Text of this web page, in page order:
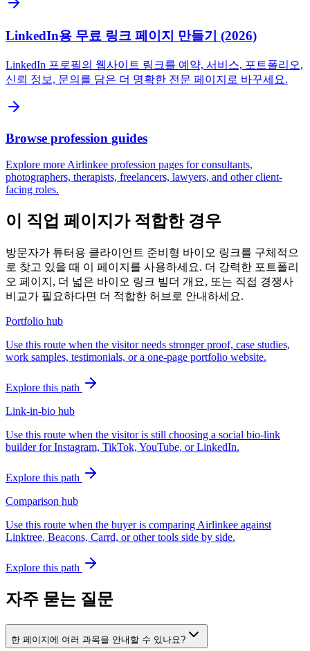
LinkedIn용 무료 링크 페이지 만들기 (2026)
LinkedIn 프로필의 웹사이트 링크를 예약, 서비스, 포트폴리오,
신뢰 정보, 문의를 담은 더 명확한 전문 페이지로 바꾸세요.
Browse profession guides
Explore more Airlinkee profession pages for consultants,
photographers, therapists, freelancers, lawyers, and other client-
facing roles.
이 직업 페이지가 적합한 경우
방문자가 튜터용 클라이언트 준비형 바이오 링크를 구체적으
로 찾고 있을 때 이 페이지를 사용하세요. 더 강력한 포트폴리
오 페이지, 더 넓은 바이오 링크 빌더 개요, 또는 직접 경쟁사
비교가 필요하다면 더 적합한 허브로 안내하세요.
Portfolio hub
Use this route when the visitor needs stronger proof, case studies,
work samples, testimonials, or a one-page portfolio website.
Explore this path
Link-in-bio hub
Use this route when the visitor is still choosing a social bio-link
builder for Instagram, TikTok, YouTube, or LinkedIn.
Explore this path
Comparison hub
Use this route when the buyer is comparing Airlinkee against
Linktree, Beacons, Carrd, or other tools side by side.
Explore this path
자주 묻는 질문
한 페이지에 여러 과목을 안내할 수 있나요?